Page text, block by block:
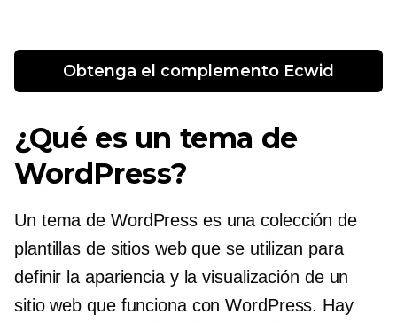
Obtenga el complemento Ecwid
¿Qué es un tema de
WordPress?
Un tema de WordPress es una colección de
plantillas de sitios web que se utilizan para
definir la apariencia y la visualización de un
sitio web que funciona con WordPress. Hay